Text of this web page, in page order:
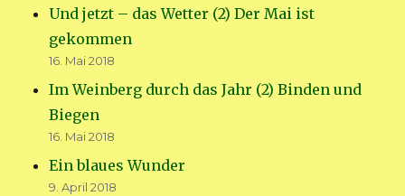
Und jetzt – das Wetter (2) Der Mai ist
gekommen
16. Mai 2018
Im Weinberg durch das Jahr (2) Binden und
Biegen
16. Mai 2018
Ein blaues Wunder
9. April 2018